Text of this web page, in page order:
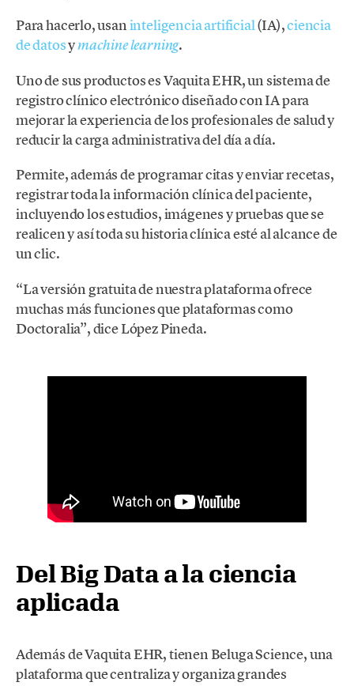
Para hacerlo, usaninteligencia artificial(IA),ciencia
de datosymachine learning.
Uno de sus productos es Vaquita EHR, un sistema de
registro clínico electrónico diseñado con IA para
mejorar la experiencia de los profesionales de salud y
reducir la carga administrativa del día a día.
Permite, además de programar citas y enviar recetas,
registrar toda la información clínica del paciente,
incluyendo los estudios, imágenes y pruebas que se
realicen y así toda su historia clínica esté al alcance de
un clic.
“La versión gratuita de nuestra plataforma ofrece
muchas más funciones que plataformas como
Doctoralia”, dice López Pineda.
Del Big Data a la ciencia
aplicada
Además de Vaquita EHR, tienen Beluga Science, una
plataforma que centraliza y organiza grandes